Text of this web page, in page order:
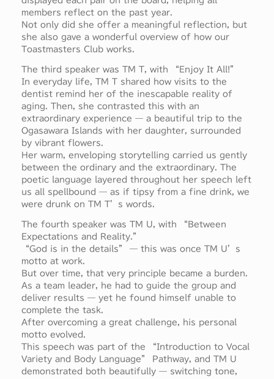
members reflect on the past year.
Not only did she offer a meaningful reflection, but
she also gave a wonderful overview of how our
Toastmasters Club works.
The third speaker was TM T, with “Enjoy It All!”
In everyday life, TM T shared how visits to the
dentist remind her of the inescapable reality of
aging. Then, she contrasted this with an
extraordinary experience — a beautiful trip to the
Ogasawara Islands with her daughter, surrounded
by vibrant flowers.
Her warm, enveloping storytelling carried us gently
between the ordinary and the extraordinary. The
poetic language layered throughout her speech left
us all spellbound — as if tipsy from a fine drink, we
were drunk on TM T’s words.
The fourth speaker was TM U, with “Between
Expectations and Reality.”
“God is in the details” — this was once TM U’s
motto at work.
But over time, that very principle became a burden.
As a team leader, he had to guide the group and
deliver results — yet he found himself unable to
complete the task.
After overcoming a great challenge, his personal
motto evolved.
This speech was part of the “Introduction to Vocal
Variety and Body Language” Pathway, and TM U
demonstrated both beautifully — switching tone,